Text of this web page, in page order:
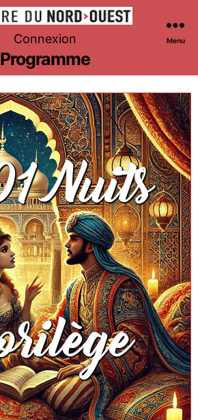
Théâtre
du
Nord-
Ouest
Connexion Menu
Programme